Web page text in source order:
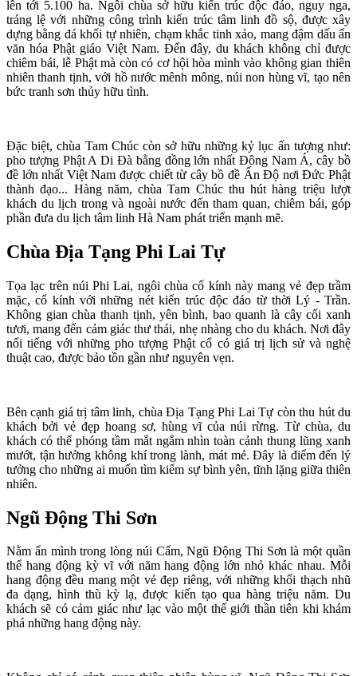
lên tới 5.100 ha. Ngôi chùa sở hữu kiến trúc độc đáo, nguy nga,
tráng lệ với những công trình kiến trúc tâm linh đồ sộ, được xây
dựng bằng đá khối tự nhiên, chạm khắc tinh xảo, mang đậm dấu ấn
văn hóa Phật giáo Việt Nam. Đến đây, du khách không chỉ được
chiêm bái, lễ Phật mà còn có cơ hội hòa mình vào không gian thiên
nhiên thanh tịnh, với hồ nước mênh mông, núi non hùng vĩ, tạo nên
bức tranh sơn thủy hữu tình.
Đặc biệt, chùa Tam Chúc còn sở hữu những kỷ lục ấn tượng như:
pho tượng Phật A Di Đà bằng đồng lớn nhất Đông Nam Á, cây bồ
đề lớn nhất Việt Nam được chiết từ cây bồ đề Ấn Độ nơi Đức Phật
thành đạo... Hàng năm, chùa Tam Chúc thu hút hàng triệu lượt
khách du lịch trong và ngoài nước đến tham quan, chiêm bái, góp
phần đưa du lịch tâm linh Hà Nam phát triển mạnh mẽ.
Chùa Địa Tạng Phi Lai Tự
Tọa lạc trên núi Phi Lai, ngôi chùa cổ kính này mang vẻ đẹp trầm
mặc, cổ kính với những nét kiến trúc độc đáo từ thời Lý - Trần.
Không gian chùa thanh tịnh, yên bình, bao quanh là cây cối xanh
tươi, mang đến cảm giác thư thái, nhẹ nhàng cho du khách. Nơi đây
nổi tiếng với những pho tượng Phật cổ có giá trị lịch sử và nghệ
thuật cao, được bảo tồn gần như nguyên vẹn.
Bên cạnh giá trị tâm linh, chùa Địa Tạng Phi Lai Tự còn thu hút du
khách bởi vẻ đẹp hoang sơ, hùng vĩ của núi rừng. Từ chùa, du
khách có thể phóng tầm mắt ngắm nhìn toàn cảnh thung lũng xanh
mướt, tận hưởng không khí trong lành, mát mẻ. Đây là điểm đến lý
tưởng cho những ai muốn tìm kiếm sự bình yên, tĩnh lặng giữa thiên
nhiên.
Ngũ Động Thi Sơn
Nằm ẩn mình trong lòng núi Cấm, Ngũ Động Thi Sơn là một quần
thể hang động kỳ vĩ với năm hang động lớn nhỏ khác nhau. Mỗi
hang động đều mang một vẻ đẹp riêng, với những khối thạch nhũ
đa dạng, hình thù kỳ lạ, được kiến tạo qua hàng triệu năm. Du
khách sẽ có cảm giác như lạc vào một thế giới thần tiên khi khám
phá những hang động này.